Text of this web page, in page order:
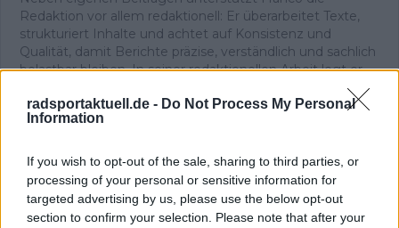
radsportaktuell.de - Do Not Process My Personal
Information
If you wish to opt-out of the sale, sharing to third parties, or
processing of your personal or sensitive information for
targeted advertising by us, please use the below opt-out
section to confirm your selection. Please note that after your
Redaktion vor allem redaktionell: Er überarbeitet Texte,
strukturiert Inhalte und achtet auf Konsistenz und
Qualität, damit Berichte präzise, verständlich und sachlich
belastbar bleiben. In seiner redaktionellen Arbeit legt er
Wert auf sorgfältige Quellenprüfung, klare Einordnung
und aktualisiert Inhalte, sobald neue, gesicherte
Informationen vorliegen.
Beiträge des Autors ansehen